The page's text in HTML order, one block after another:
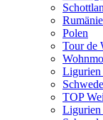
Polen
Tour de
Ligurien
TOP
Ligurien